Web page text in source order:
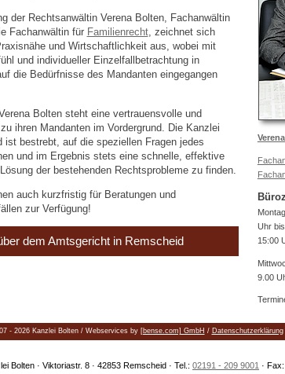
der Rechtsanwältin Verena Bolten, Fachanwältin
Fachanwältin für Familienrecht, zeichnet sich
und Wirtschaftlichkeit aus, wobei mit
und individueller Einzelfallbetrachtung in
die Bedürfnisse des Mandanten eingegangen
Bolten steht eine vertrauensvolle und
ihren Mandanten im Vordergrund. Die Kanzlei
ist bestrebt, auf die speziellen Fragen jedes
und im Ergebnis stets eine schnelle, effektive
der bestehenden Rechtsprobleme zu finden.
auch kurzfristig für Beratungen und
zur Verfügung!
dem Amtsgericht in Remscheid
Uhr
15:00
9.00
- 2026 Kanzlei Bolten / Webservices by [bense.com] GmbH / Datenschutzerklärung
Bolten · Viktoriastr. 8 · 42853 Remscheid · Tel.: 02191 - 209 9001 ·